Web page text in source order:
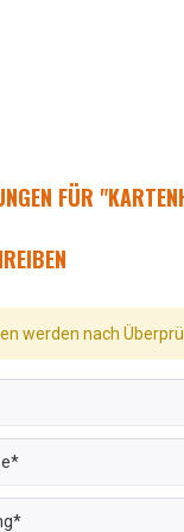
FÜR
werden nach